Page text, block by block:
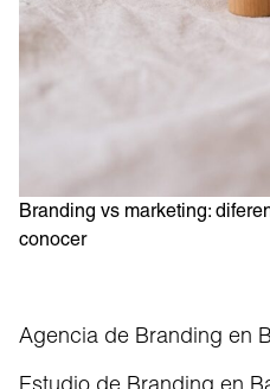
Branding vs marketing:
conocer
Agencia de Branding en